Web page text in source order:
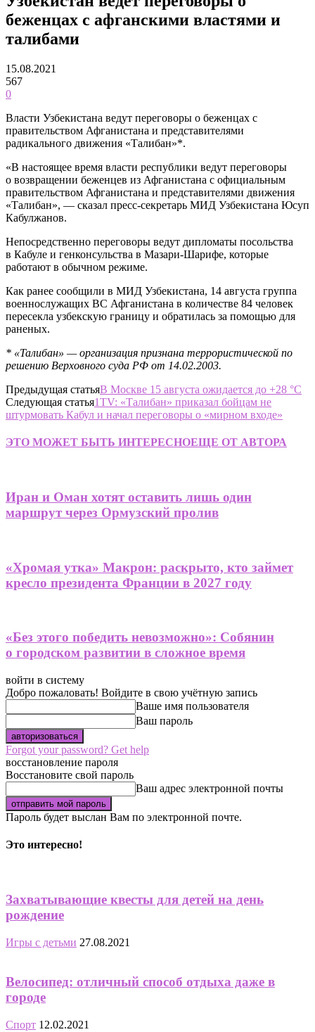
беженцах с афганскими властями и
талибами
15.08.2021
567
0
Власти Узбекистана ведут переговоры о беженцах с
правительством Афганистана и представителями
радикального движения «Талибан»*.
«В настоящее время власти республики ведут переговоры
о возвращении беженцев из Афганистана с официальным
правительством Афганистана и представителями движения
«Талибан», — сказал пресс-секретарь МИД Узбекистана Юсуп
Кабулжанов.
Непосредственно переговоры ведут дипломаты посольства
в Кабуле и генконсульства в Мазари-Шарифе, которые
работают в обычном режиме.
Как ранее сообщили в МИД Узбекистана, 14 августа группа
военнослужащих ВС Афганистана в количестве 84 человек
пересекла узбекскую границу и обратилась за помощью для
раненых.
* «Талибан» — организация признана террористической по
решению Верховного суда РФ от 14.02.2003.
Предыдущая статьяВ Москве 15 августа ожидается до +28 °С
Следующая статья1TV: «Талибан» приказал бойцам не
штурмовать Кабул и начал переговоры о «мирном входе»
ЭТО МОЖЕТ БЫТЬ ИНТЕРЕСНОЕЩЕ ОТ АВТОРА
Иран и Оман хотят оставить лишь один
маршрут через Ормузский пролив
«Хромая утка» Макрон: раскрыто, кто займет
кресло президента Франции в 2027 году
«Без этого победить невозможно»: Собянин
о городском развитии в сложное время
войти в систему
Добро пожаловать! Войдите в свою учётную запись
Ваше имя пользователя
Ваш пароль
Forgot your password? Get help
восстановление пароля
Восстановите свой пароль
Ваш адрес электронной почты
Пароль будет выслан Вам по электронной почте.
Это интересно!
Захватывающие квесты для детей на день
рождение
Игры с детьми 27.08.2021
Велосипед: отличный способ отдыха даже в
городе
Спорт 12.02.2021